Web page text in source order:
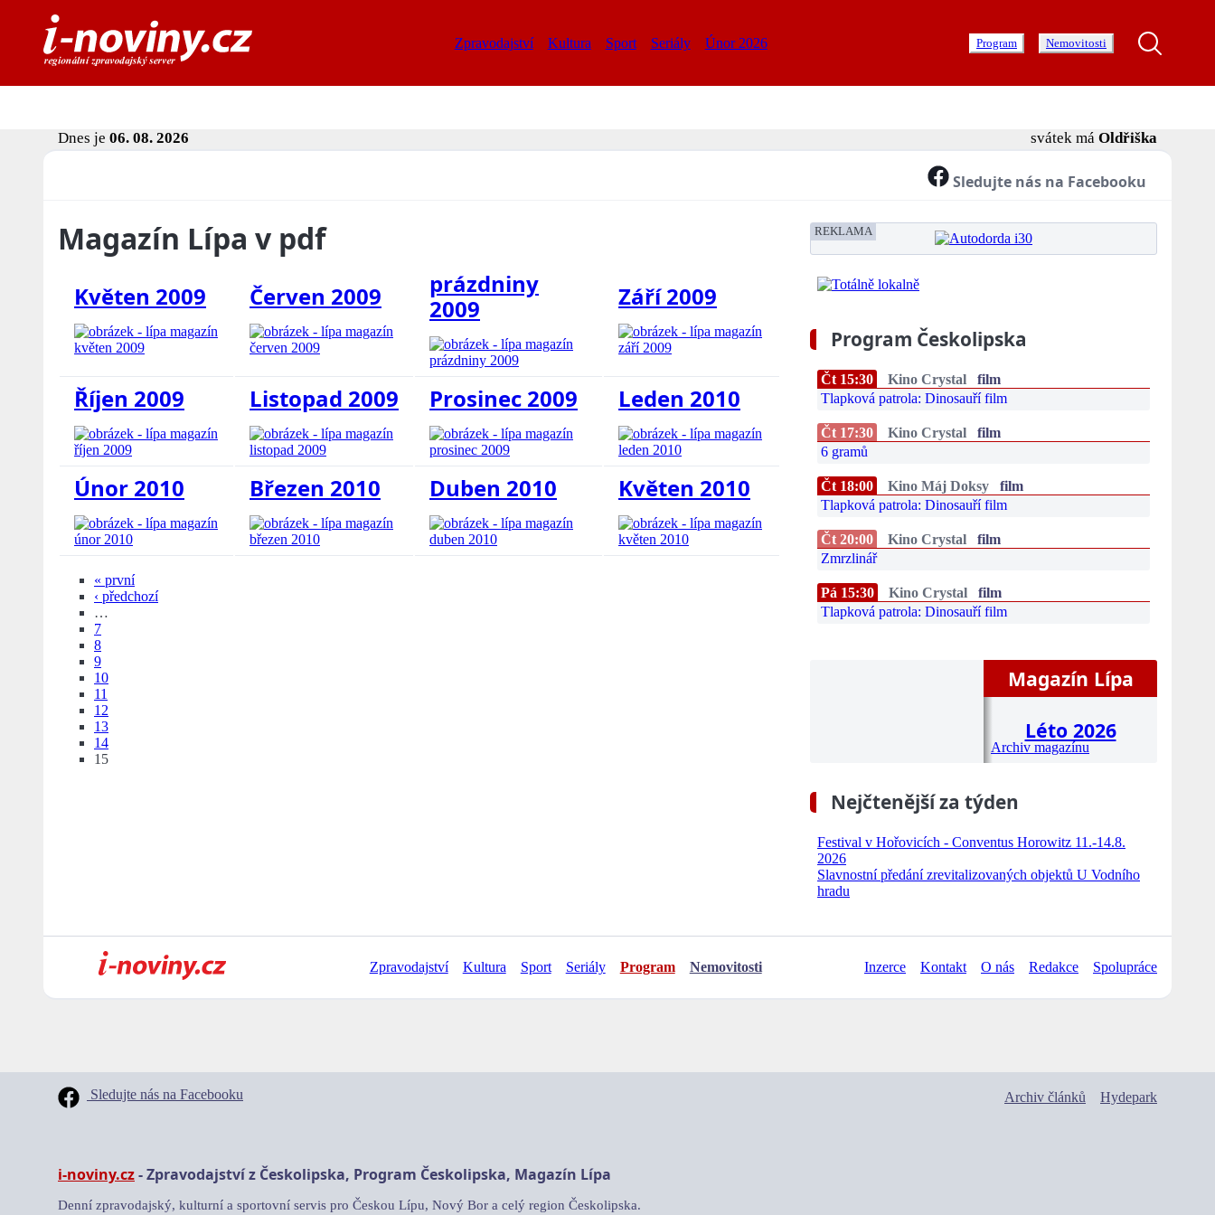
Zpravodajství Kultura Sport Seriály Únor 2026 Program Nemovitosti
Dnes je 06. 08. 2026 svátek má Oldřiška
Sledujte nás na Facebooku
Magazín Lípa v pdf
Květen 2009 Červen 2009
prázdniny
2009
Září 2009
Říjen 2009 Listopad 2009 Prosinec 2009 Leden 2010
Únor 2010 Březen 2010 Duben 2010 Květen 2010
« první
‹ předchozí
…
7
8
9
10
11
12
13
14
15
REKLAMA
Program Českolipska
Čt 15:30 Kino Crystal
film
Tlapková patrola: Dinosauří film
Čt 17:30 Kino Crystal
film
6 gramů
Čt 18:00 Kino Máj Doksy
film
Tlapková patrola: Dinosauří film
Čt 20:00 Kino Crystal
film
Zmrzlinář
Pá 15:30 Kino Crystal
film
Tlapková patrola: Dinosauří film
Magazín Lípa
Léto 2026
Archiv magazínu
Nejčtenější za týden
Festival v Hořovicích - Conventus Horowitz 11.-14.8.
2026
Slavnostní předání zrevitalizovaných objektů U Vodního
hradu
Zpravodajství Kultura Sport Seriály Program Nemovitosti Inzerce Kontakt O nás Redakce Spolupráce
Sledujte nás na Facebooku Archiv článků Hydepark
i-noviny.cz- Zpravodajství z Českolipska, Program Českolipska, Magazín Lípa
Denní zpravodajský, kulturní a sportovní servis pro Českou Lípu, Nový Bor a celý region Českolipska.